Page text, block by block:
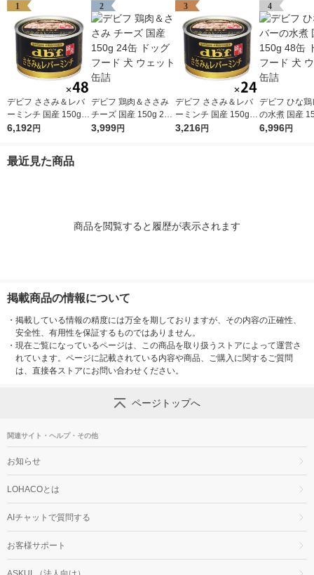
1
デビフ ささみ＆レバ
ーミンチ 国産 150g 4
8缶 ドッグフード 犬
6,192円
2
デビフ 鶏肉＆ささみ
チーズ 国産 150g 24
缶 ドッグフード 犬 ウ
3,999円
3
デビフ ささみ＆レバ
ーミンチ 国産 150g 2
4缶 ドッグフード 犬
3,216円
4
デビフ ひな鶏
の水煮 国産
缶 ドッグフー
6,996円
最近見た商品
商品を閲覧すると履歴が表示されます
掲載商品の情報について
・ 掲載している情報の精度には万全を期しておりますが、その内容の正確性、
安全性、有用性を保証するものではありません。
・ 現在ご覧になっているページは、この商品を取り扱うストアによって運営さ
れています。ページに記載されている内容や商品、ご購入に関するご質問
は、直接各ストアにお問い合わせください。
ページトップへ
関連サイト・ヘルプ・その他
お知らせ
LOHACOとは
AIチャットで質問する
お客様サポート